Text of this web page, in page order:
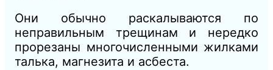
Они обычно раскалываются по
неправильным трещинам и нередко
прорезаны многочисленными жилками
талька, магнезита и асбеста.